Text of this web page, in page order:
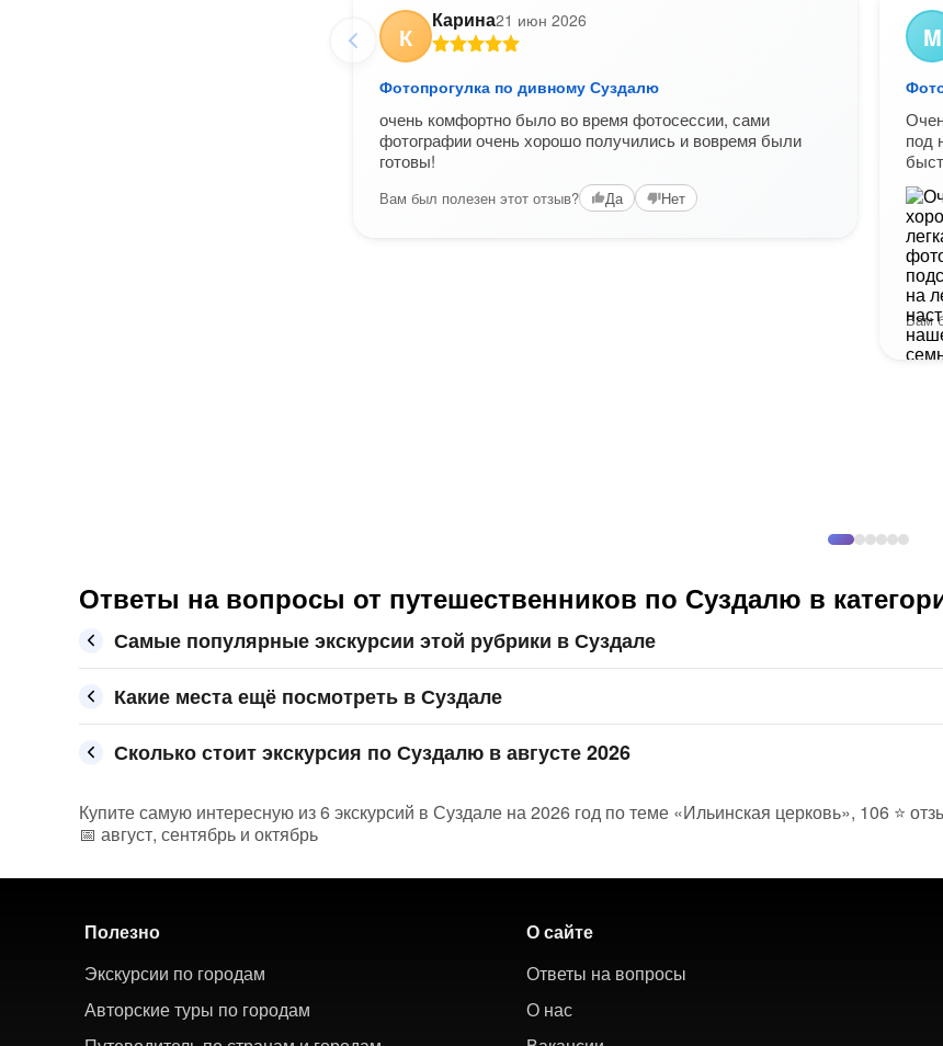
К
Карина21 июн 2026
Фотопрогулка по дивному Суздалю
очень комфортно было во время фотосессии, сами
фотографии очень хорошо получились и вовремя были
готовы!
Вам был полезен этот отзыв? Да Нет
M
под
Вам
Ответы на вопросы от путешественников по Суздалю в
Самые популярные экскурсии этой рубрики в Суздале
Какие места ещё посмотреть в Суздале
Сколько стоит экскурсия по Суздалю в августе 2026
Купите самую интересную из 6 экскурсий в Суздале на 2026 год по теме «Ильинская церковь», 106 ⭐
📅 август, сентябрь и октябрь
Полезно
Экскурсии по городам
Авторские туры по городам
О сайте
Ответы на вопросы
О нас